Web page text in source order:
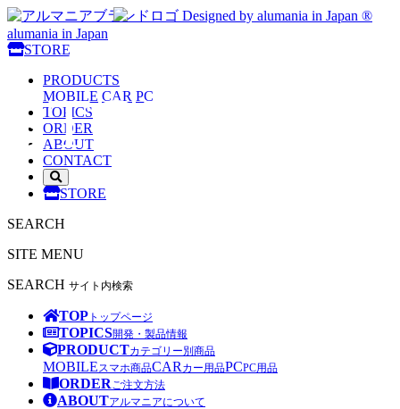
alumania
STORE
Designed by alumania in Japan ®
alumania in Japan
STORE
PRODUCTS
MOBILE CAR PC
TOPICS
ORDER
ABOUT
CONTACT
サ
イ
内
索
開
STORE
SEARCH
SITE MENU
SEARCH サイト内検索
TOP トップページ
TOPICS開発・製品情報
PRODUCTカテゴリー別商品
MOBILEスマホ商品CAR カー用品PCPC用品
ORDERご注文方法
ABOUTアルマニアについて